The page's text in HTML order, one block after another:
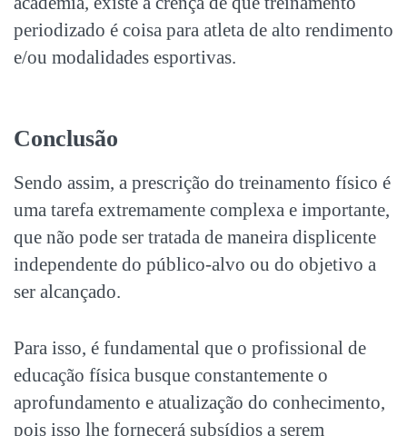
periodizado é coisa para atleta de alto rendimento
e/ou modalidades esportivas.
Conclusão
Sendo assim, a prescrição do treinamento físico é
uma tarefa extremamente complexa e importante,
que não pode ser tratada de maneira displicente
independente do público-alvo ou do objetivo a
ser alcançado.
Para isso, é fundamental que o profissional de
educação física busque constantemente o
aprofundamento e atualização do conhecimento,
pois isso lhe fornecerá subsídios a serem